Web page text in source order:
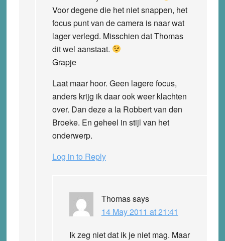
Voor degene die het niet snappen, het
focus punt van de camera is naar wat
lager verlegd. Misschien dat Thomas
dit wel aanstaat.
Grapje
Laat maar hoor. Geen lagere focus,
anders krijg ik daar ook weer klachten
over. Dan deze a la Robbert van den
Broeke. En geheel in stijl van het
onderwerp.
Log in to Reply
Thomassays
14 May 2011 at 21:41
Ik zeg niet dat ik je niet mag. Maar